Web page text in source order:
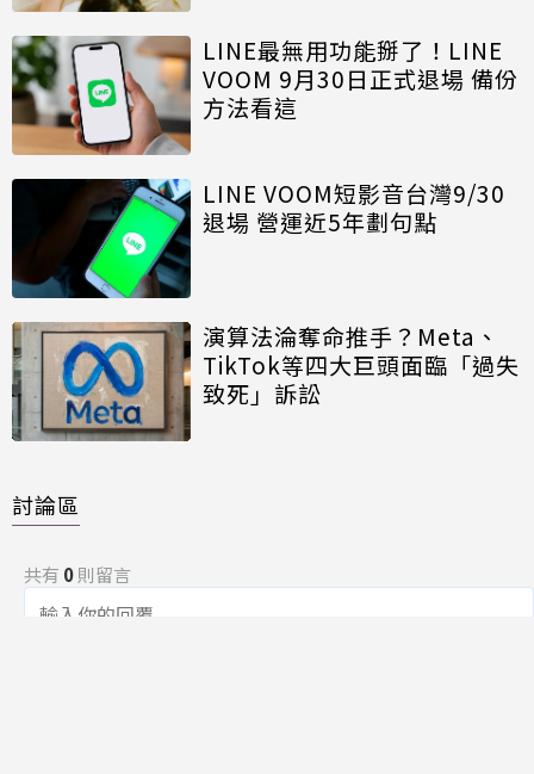
LINE最無用功能掰了！LINE
VOOM 9月30日正式退場 備份
方法看這
LINE VOOM短影音台灣9/30
退場 營運近5年劃句點
演算法淪奪命推手？Meta、
TikTok等四大巨頭面臨「過失
致死」訴訟
討論區
共有 0則留言